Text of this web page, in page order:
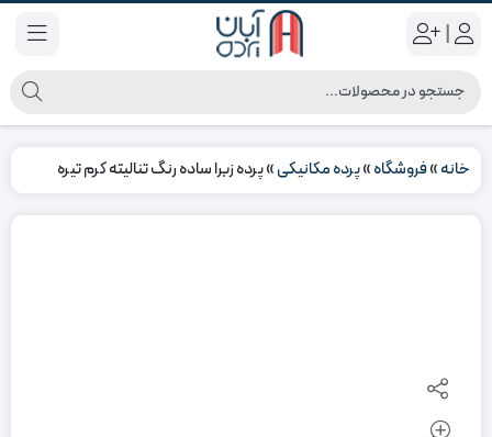
|
خانه»فروشگاه»پرده مکانیکی»پرده زبرا ساده رنگ تنالیته کرم تیره